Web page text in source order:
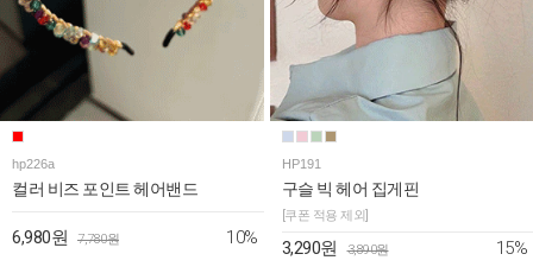
hp226a
컬러 비즈 포인트 헤어밴드
6,980원 7,780원 10%
HP191
구슬 빅 헤어 집게핀
[쿠폰 적용 제외]
3,290원 3,890원 15%